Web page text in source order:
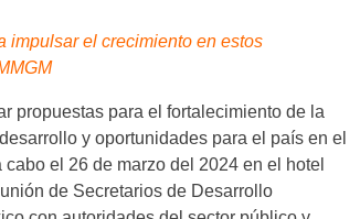
impulsar el crecimiento en estos
propuestas para el fortalecimiento de la
y oportunidades para el país en el
el 26 de marzo del 2024 en el hotel
de Secretarios de Desarrollo